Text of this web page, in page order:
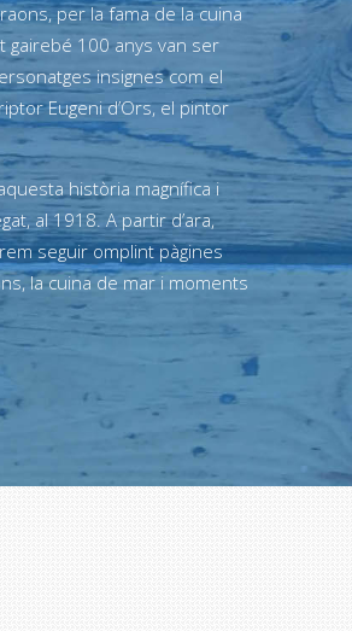
per la fama de la cuina
gairebé 100 anys van ser
insignes com el
Eugeni d’Ors, el pintor
història magnífica i
al 1918. A partir d’ara,
seguir omplint pàgines
la cuina de mar i moments